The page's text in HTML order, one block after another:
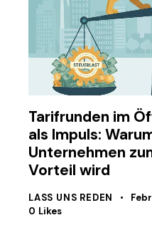
Tarifrunden im
als Impuls:
Unternehmen
Vorteil wird
LASS UNS REDEN
0 Likes